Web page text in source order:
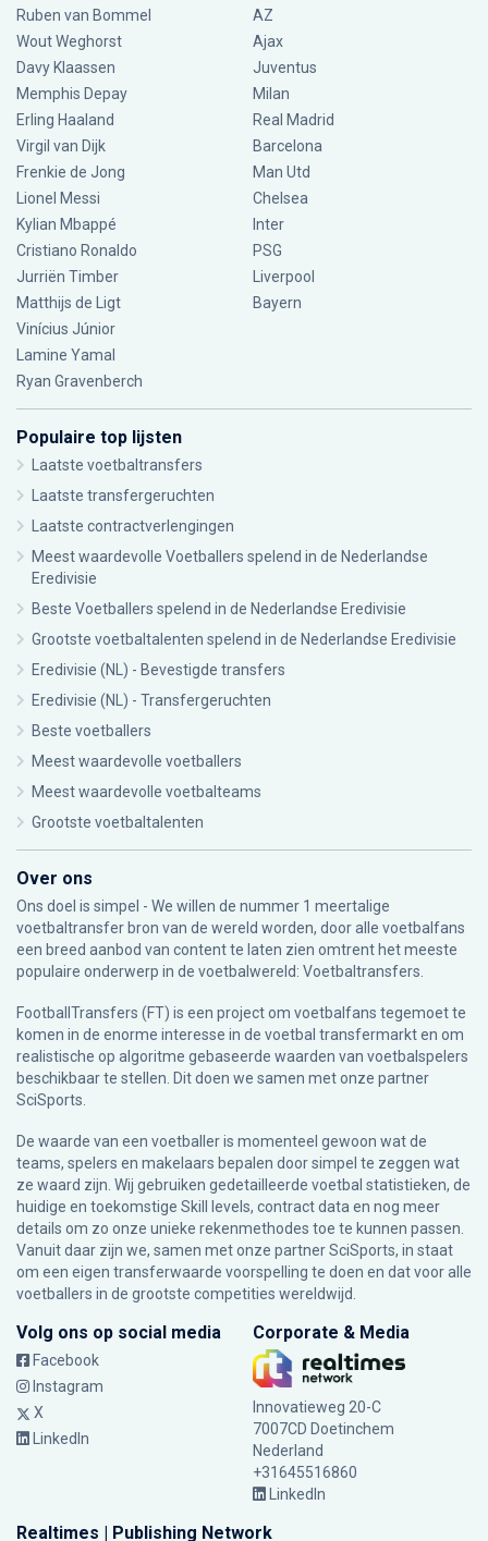
Ruben van Bommel
Wout Weghorst
Davy Klaassen
Memphis Depay
Erling Haaland
Virgil van Dijk
Frenkie de Jong
Lionel Messi
Kylian Mbappé
Cristiano Ronaldo
Jurriën Timber
Matthijs de Ligt
Vinícius Júnior
Lamine Yamal
Ryan Gravenberch
AZ
Ajax
Juventus
Milan
Real Madrid
Barcelona
Man Utd
Chelsea
Inter
PSG
Liverpool
Bayern
Populaire top lijsten
Laatste voetbaltransfers
Laatste transfergeruchten
Laatste contractverlengingen
Meest waardevolle Voetballers spelend in de Nederlandse
Eredivisie
Beste Voetballers spelend in de Nederlandse Eredivisie
Grootste voetbaltalenten spelend in de Nederlandse Eredivisie
Eredivisie (NL) - Bevestigde transfers
Eredivisie (NL) - Transfergeruchten
Beste voetballers
Meest waardevolle voetballers
Meest waardevolle voetbalteams
Grootste voetbaltalenten
Over ons
Ons doel is simpel - We willen de nummer 1 meertalige
voetbaltransfer bron van de wereld worden, door alle voetbalfans
een breed aanbod van content te laten zien omtrent het meeste
populaire onderwerp in de voetbalwereld: Voetbaltransfers.
FootballTransfers (FT) is een project om voetbalfans tegemoet te
komen in de enorme interesse in de voetbal transfermarkt en om
realistische op algoritme gebaseerde waarden van voetbalspelers
beschikbaar te stellen. Dit doen we samen met onze partner
SciSports
De waarde van een voetballer is momenteel gewoon wat de
teams, spelers en makelaars bepalen door simpel te zeggen wat
ze waard zijn. Wij gebruiken gedetailleerde voetbal statistieken, de
huidige en toekomstige Skill levels, contract data en nog meer
details om zo onze unieke rekenmethodes toe te kunnen passen.
Vanuit daar zijn we, samen met onze partner SciSports, in staat
om een eigen transferwaarde voorspelling te doen en dat voor alle
voetballers in de grootste competities wereldwijd.
Volg ons op social media
Facebook
Instagram
X
LinkedIn
Corporate & Media
Innovatieweg 20-C
7007CD Doetinchem
Nederland
+31645516860
LinkedIn
Realtimes | Publishing Network